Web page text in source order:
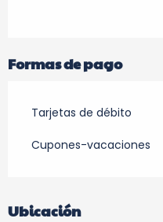
Formas de pago
Tarjetas de débito
Cupones-vacaciones
Ubicación